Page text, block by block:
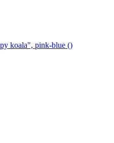
koala", pink-blue ()